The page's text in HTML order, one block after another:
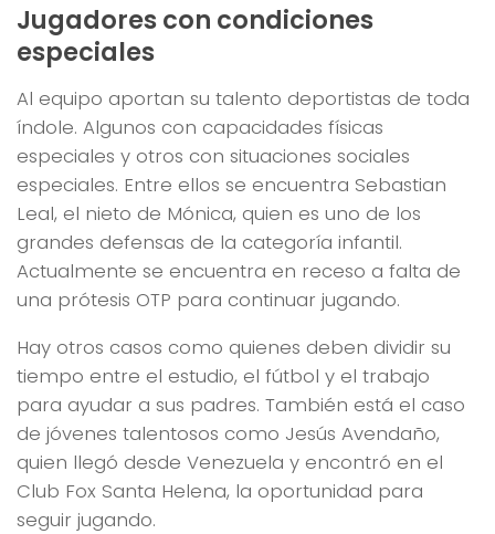
Jugadores con condiciones
especiales
Al equipo aportan su talento deportistas de toda
índole. Algunos con capacidades físicas
especiales y otros con situaciones sociales
especiales. Entre ellos se encuentra Sebastian
Leal, el nieto de Mónica, quien es uno de los
grandes defensas de la categoría infantil.
Actualmente se encuentra en receso a falta de
una prótesis OTP para continuar jugando.
Hay otros casos como quienes deben dividir su
tiempo entre el estudio, el fútbol y el trabajo
para ayudar a sus padres. También está el caso
de jóvenes talentosos como Jesús Avendaño,
quien llegó desde Venezuela y encontró en el
Club Fox Santa Helena, la oportunidad para
seguir jugando.